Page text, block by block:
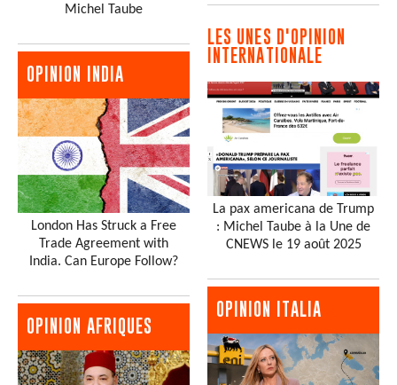
Michel Taube
OPINION INDIA
London Has Struck a Free
Trade Agreement with
India. Can Europe Follow?
OPINION AFRIQUES
LES UNES D'OPINION
INTERNATIONALE
La pax americana de Trump
: Michel Taube à la Une de
CNEWS le 19 août 2025
OPINION ITALIA